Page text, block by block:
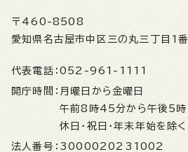
〒460-8508
愛知県名古屋市中区三の丸三丁目1
代表電話： 052-961-1111
開庁時間： 月曜日から金曜日
午前8時45分から午後5時
休日・祝日・年末年始を除く
法人番号： 3000020231002